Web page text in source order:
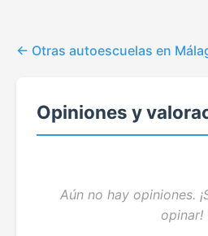
Otras autoescuelas en
Opiniones y
Aún no hay opiniones.
opinar!